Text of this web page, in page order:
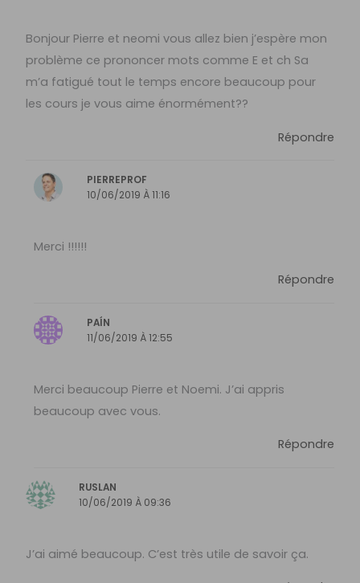
Bonjour Pierre et neomi vous allez bien j’espère mon
problème ce prononcer mots comme E et ch Sa
m’a fatigué tout le temps encore beaucoup pour
les cours je vous aime énormément??
Répondre
PIERREPROF
10/06/2019 À 11:16
Merci !!!!!!
Répondre
PAÍN
11/06/2019 À 12:55
Merci beaucoup Pierre et Noemi. J’ai appris
beaucoup avec vous.
Répondre
RUSLAN
10/06/2019 À 09:36
J’ai aimé beaucoup. C’est très utile de savoir ça.